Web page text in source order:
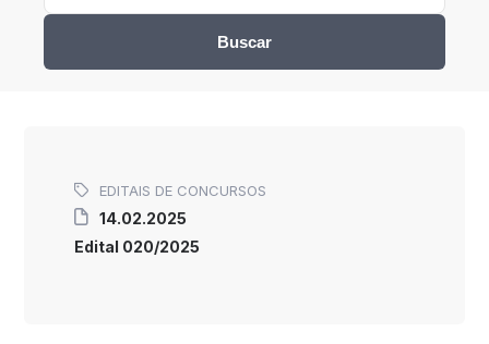
Buscar
EDITAIS DE CONCURSOS
14.02.2025
Edital 020/2025